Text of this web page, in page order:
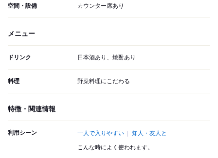
空間・設備 カウンター席あり
メニュー
ドリンク 日本酒あり、焼酎あり
料理 野菜料理にこだわる
特徴・関連情報
利用シーン 一人で入りやすい 知人・友人と
こんな時によく使われます。